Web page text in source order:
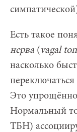
Есть такое
нерва (vagal
насколько
переключаться
Это
Нормальный
ТБН)